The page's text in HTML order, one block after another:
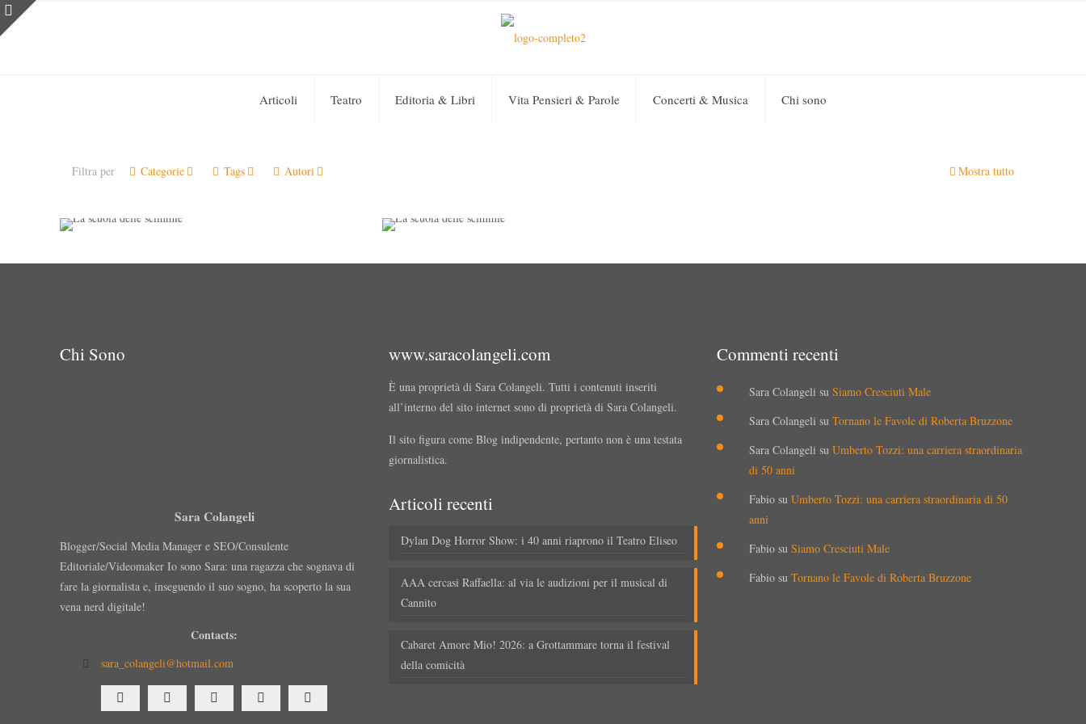
Articoli Teatro Editoria & Libri Vita Pensieri & Parole Concerti & Musica Chi sono
Filtra per Categorie Tags Autori Mostra tutto
Chi Sono
Sara Colangeli
Blogger/Social Media Manager e SEO/Consulente
Editoriale/Videomaker Io sono Sara: una ragazza che sognava di
fare la giornalista e, inseguendo il suo sogno, ha scoperto la sua
vena nerd digitale!
Contacts:
sara_colangeli@hotmail.com
www.saracolangeli.com
È una proprietà di Sara Colangeli. Tutti i contenuti inseriti
all’interno del sito internet sono di proprietà di Sara Colangeli.
Il sito figura come Blog indipendente, pertanto non è una testata
giornalistica.
Articoli recenti
Dylan Dog Horror Show: i 40 anni riaprono il Teatro Eliseo
AAA cercasi Raffaella: al via le audizioni per il musical di
Cannito
Cabaret Amore Mio! 2026: a Grottammare torna il festival
della comicità
Commenti recenti
Sara Colangeli suSiamo Cresciuti Male
Sara Colangeli suTornano le Favole di Roberta Bruzzone
Sara Colangeli suUmberto Tozzi: una carriera straordinaria
di 50 anni
Fabio suUmberto Tozzi: una carriera straordinaria di 50
anni
Fabio suSiamo Cresciuti Male
Fabio suTornano le Favole di Roberta Bruzzone